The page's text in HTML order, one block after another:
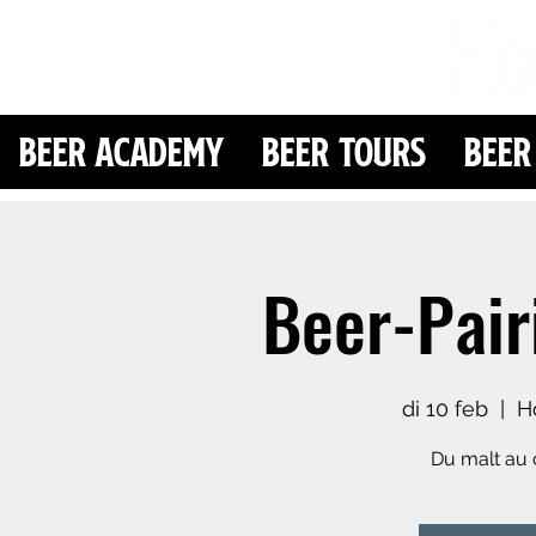
Beer Academy Beer Tours
Beer-
di 10 feb
  |
Du malt au